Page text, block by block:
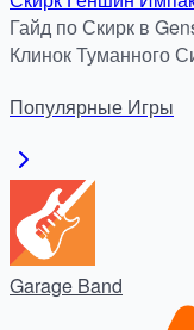
Билд, Ротация и
Гайд по Скирк в
Клинок Туманного
Популярные Игры
Garage Band